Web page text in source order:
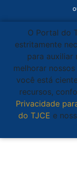
O Portal do
estritamente
para auxiliar
melhorar
você está
recursos,
Privacidade
do TJCE e